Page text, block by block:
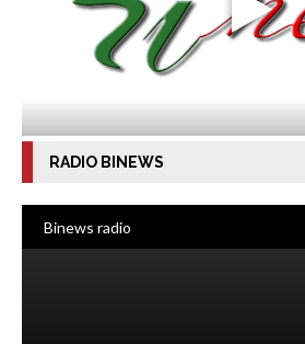
RADIO BINEWS